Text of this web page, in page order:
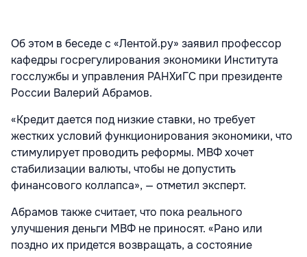
Об этом в беседе с «Лентой.ру» заявил профессор
кафедры госрегулирования экономики Института
госслужбы и управления РАНХиГС при президенте
России Валерий Абрамов.
«Кредит дается под низкие ставки, но требует
жестких условий функционирования экономики, что
стимулирует проводить реформы. МВФ хочет
стабилизации валюты, чтобы не допустить
финансового коллапса», — отметил эксперт.
Абрамов также считает, что пока реального
улучшения деньги МВФ не приносят. «Рано или
поздно их придется возвращать, а состояние